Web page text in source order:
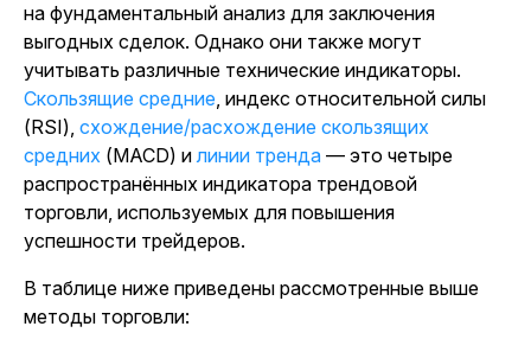
на фундаментальный анализ для заключения
выгодных сделок. Однако они также могут
учитывать различные технические индикаторы.
Скользящие средние, индекс относительной силы
(RSI), схождение/расхождение скользящих
средних (MACD) илинии тренда — это четыре
распространённых индикатора трендовой
торговли, используемых для повышения
успешности трейдеров.
В таблице ниже приведены рассмотренные выше
методы торговли: